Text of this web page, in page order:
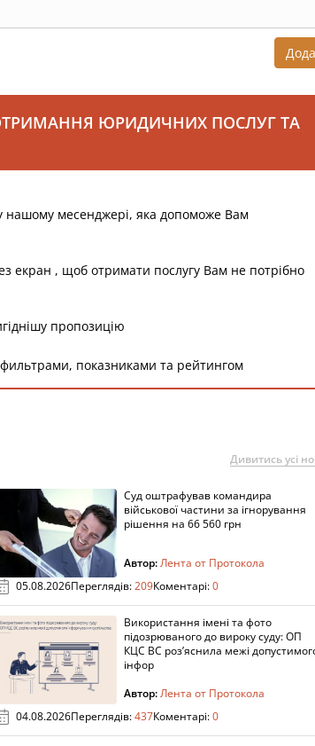
ЮРИДИЧНИХ ПОСЛУГ ТА
месенджері, яка допоможе Вам
екран , щоб отримати послугу Вам не потрібно
пропозицію
показниками та рейтингом
Дивитись усі
Суд оштрафував командира
військової частини за ігнорування
рішення на 66 560 грн
Автор:Лента от Протокола
05.08.2026Переглядів:209Коментарі:0
Використання імені та фото
підозрюваного до вироку суду: ОП
КЦС ВС роз’яснила межі
інфор
Автор:Лента от Протокола
04.08.2026Переглядів:437Коментарі:0